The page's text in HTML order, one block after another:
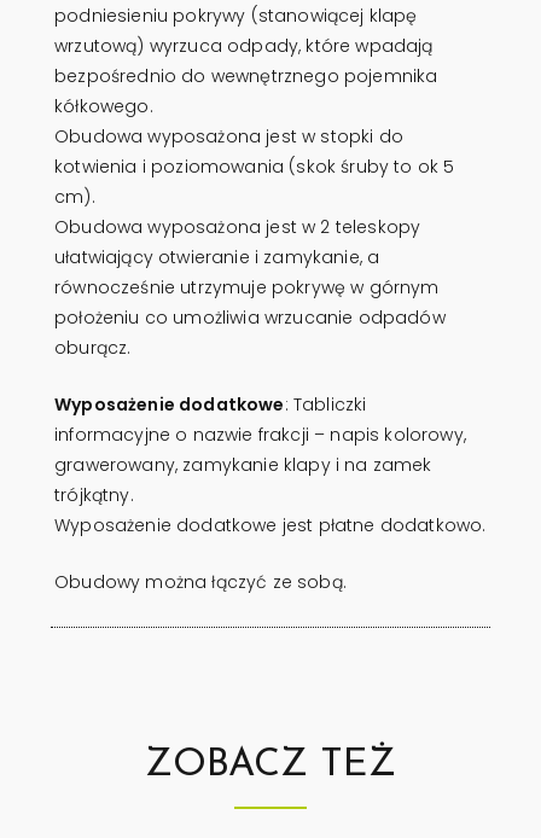
podniesieniu pokrywy (stanowiącej klapę
wrzutową) wyrzuca odpady, które wpadają
bezpośrednio do wewnętrznego pojemnika
kółkowego.
Obudowa wyposażona jest w stopki do
kotwienia i poziomowania (skok śruby to ok 5
cm).
Obudowa wyposażona jest w 2 teleskopy
ułatwiający otwieranie i zamykanie, a
równocześnie utrzymuje pokrywę w górnym
położeniu co umożliwia wrzucanie odpadów
oburącz.
Wyposażenie dodatkowe: Tabliczki
informacyjne o nazwie frakcji – napis kolorowy,
grawerowany, zamykanie klapy i na zamek
trójkątny.
Wyposażenie dodatkowe jest płatne dodatkowo.
Obudowy można łączyć ze sobą.
ZOBACZ TEŻ